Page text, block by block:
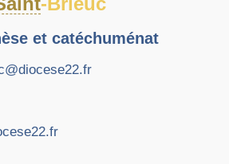
et catéchuménat